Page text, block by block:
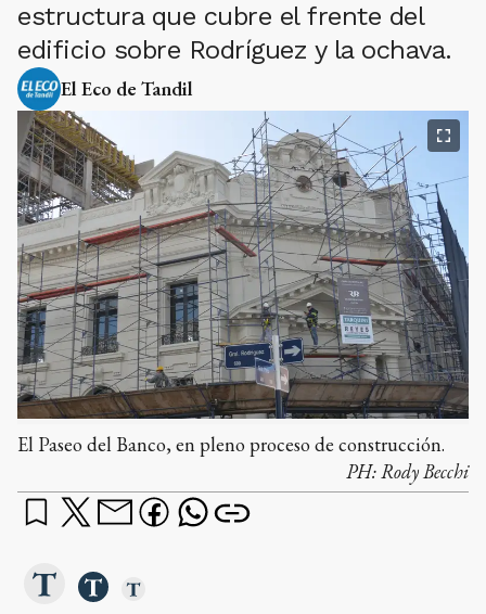
estructura que cubre el frente del
edificio sobre Rodríguez y la ochava.
El Eco de Tandil
El Paseo del Banco, en pleno proceso de construcción.
PH:Rody Becchi